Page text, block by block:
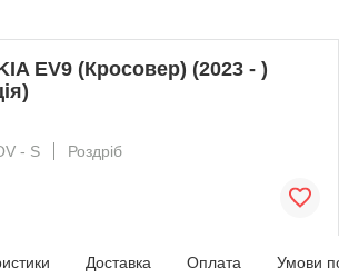
EV9 (Кросовер) (2023 - )
- S
Роздріб
Доставка Оплата Умови